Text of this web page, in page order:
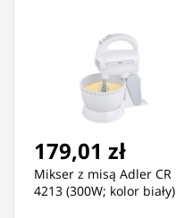
179,01 zł
Mikser z misą Adler CR
4213 (300W; kolor biały)